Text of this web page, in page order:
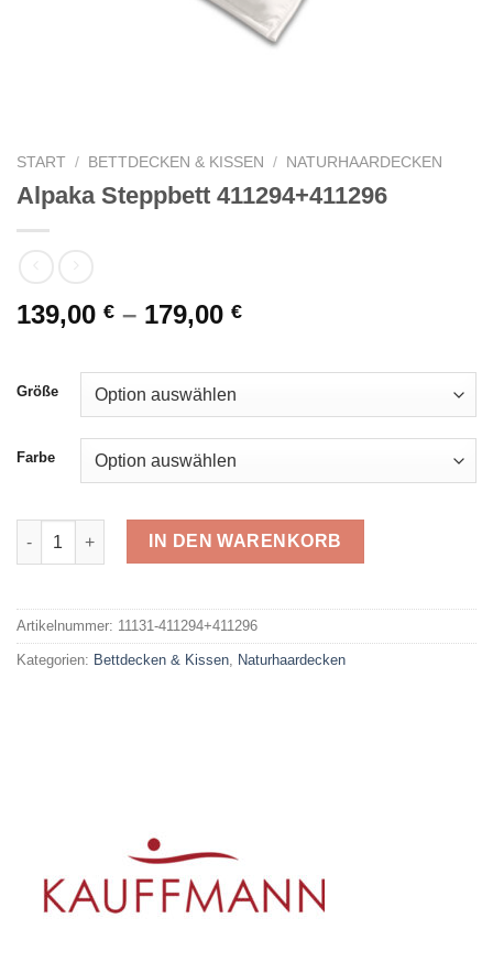
START / BETTDECKEN & KISSEN / NATURHAARDECKEN
Alpaka Steppbett 411294+411296
139,00 € – 179,00 €
Größe
Farbe
Alpaka Steppbett 411294+411296 Menge
IN DEN WARENKORB
Artikelnummer: 11131-411294+411296
Kategorien: Bettdecken & Kissen Naturhaardecken